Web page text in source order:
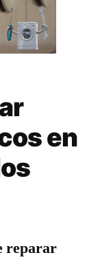
en
reparar